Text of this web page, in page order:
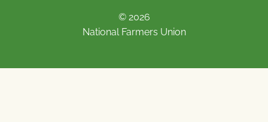
© 2026
National Farmers Union